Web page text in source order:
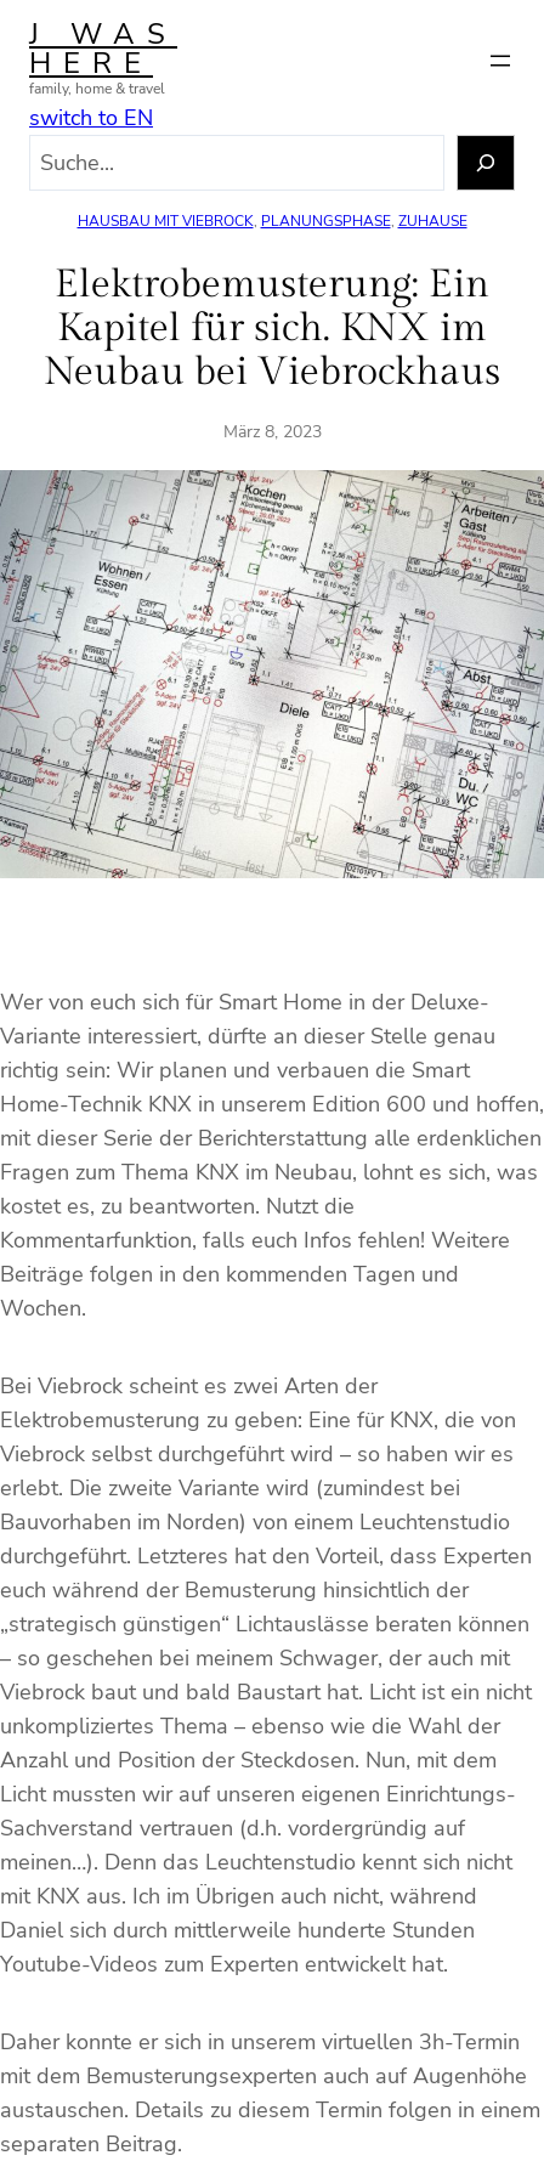
Zum
Inhalt
springen
J WAS
HERE
family, home & travel
switch to EN
HAUSBAU MIT VIEBROCK, PLANUNGSPHASE, ZUHAUSE
Elektrobemusterung: Ein
Kapitel für sich. KNX im
Neubau bei Viebrockhaus
März 8, 2023
Wer von euch sich für Smart Home in der Deluxe-
Variante interessiert, dürfte an dieser Stelle genau
richtig sein: Wir planen und verbauen die Smart
Home-Technik KNX in unserem Edition 600 und hoffen,
mit dieser Serie der Berichterstattung alle erdenklichen
Fragen zum Thema KNX im Neubau, lohnt es sich, was
kostet es, zu beantworten. Nutzt die
Kommentarfunktion, falls euch Infos fehlen! Weitere
Beiträge folgen in den kommenden Tagen und
Wochen.
Bei Viebrock scheint es zwei Arten der
Elektrobemusterung zu geben: Eine für KNX, die von
Viebrock selbst durchgeführt wird – so haben wir es
erlebt. Die zweite Variante wird (zumindest bei
Bauvorhaben im Norden) von einem Leuchtenstudio
durchgeführt. Letzteres hat den Vorteil, dass Experten
euch während der Bemusterung hinsichtlich der
„strategisch günstigen“ Lichtauslässe beraten können
– so geschehen bei meinem Schwager, der auch mit
Viebrock baut und bald Baustart hat. Licht ist ein nicht
unkompliziertes Thema – ebenso wie die Wahl der
Anzahl und Position der Steckdosen. Nun, mit dem
Licht mussten wir auf unseren eigenen Einrichtungs-
Sachverstand vertrauen (d.h. vordergründig auf
meinen…). Denn das Leuchtenstudio kennt sich nicht
mit KNX aus. Ich im Übrigen auch nicht, während
Daniel sich durch mittlerweile hunderte Stunden
Youtube-Videos zum Experten entwickelt hat.
Daher konnte er sich in unserem virtuellen 3h-Termin
mit dem Bemusterungsexperten auch auf Augenhöhe
austauschen. Details zu diesem Termin folgen in einem
separaten Beitrag.